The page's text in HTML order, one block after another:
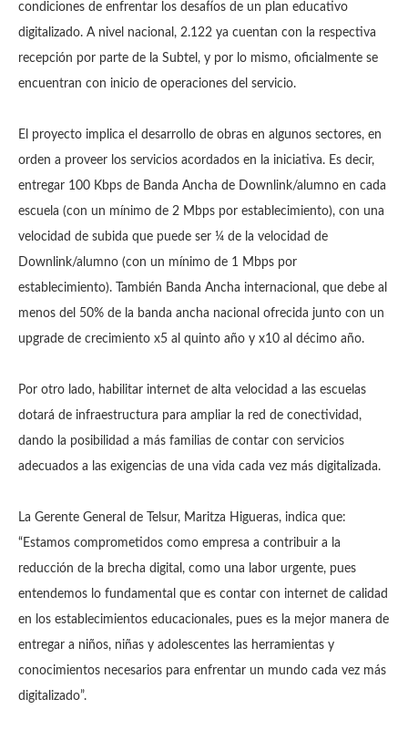
condiciones de enfrentar los desafíos de un plan educativo
digitalizado. A nivel nacional, 2.122 ya cuentan con la respectiva
recepción por parte de la Subtel, y por lo mismo, oficialmente se
encuentran con inicio de operaciones del servicio.
El proyecto implica el desarrollo de obras en algunos sectores, en
orden a proveer los servicios acordados en la iniciativa. Es decir,
entregar 100 Kbps de Banda Ancha de Downlink/alumno en cada
escuela (con un mínimo de 2 Mbps por establecimiento), con una
velocidad de subida que puede ser ¼ de la velocidad de
Downlink/alumno (con un mínimo de 1 Mbps por
establecimiento). También Banda Ancha internacional, que debe al
menos del 50% de la banda ancha nacional ofrecida junto con un
upgrade de crecimiento x5 al quinto año y x10 al décimo año.
Por otro lado, habilitar internet de alta velocidad a las escuelas
dotará de infraestructura para ampliar la red de conectividad,
dando la posibilidad a más familias de contar con servicios
adecuados a las exigencias de una vida cada vez más digitalizada.
La Gerente General de Telsur, Maritza Higueras, indica que:
“Estamos comprometidos como empresa a contribuir a la
reducción de la brecha digital, como una labor urgente, pues
entendemos lo fundamental que es contar con internet de calidad
en los establecimientos educacionales, pues es la mejor manera de
entregar a niños, niñas y adolescentes las herramientas y
conocimientos necesarios para enfrentar un mundo cada vez más
digitalizado”.